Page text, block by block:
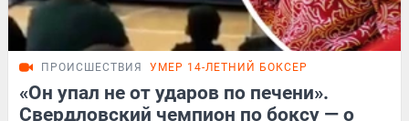
ПРОИСШЕСТВИЯ УМЕР 14-ЛЕТНИЙ БОКСЕР
«Он упал не от ударов по печени».
Свердловский чемпион по боксу — о